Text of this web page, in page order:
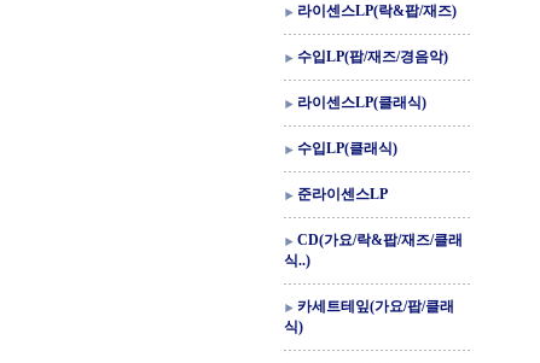
라이센스LP(락&팝/재즈)
수입LP(팝/재즈/경음악)
라이센스LP(클래식)
수입LP(클래식)
준라이센스LP
CD(가요/락&팝/재즈/클래
식..)
카세트테잎(가요/팝/클래
식)